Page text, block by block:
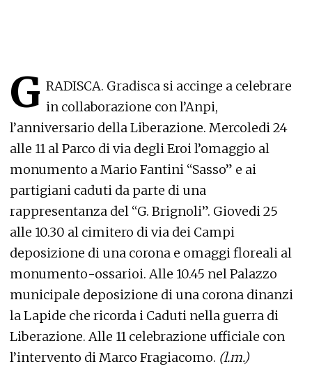
G RADISCA. Gradisca si accinge a celebrare
in collaborazione con l’Anpi,
l’anniversario della Liberazione. Mercoledi 24
alle 11 al Parco di via degli Eroi l’omaggio al
monumento a Mario Fantini “Sasso” e ai
partigiani caduti da parte di una
rappresentanza del “G. Brignoli”. Giovedi 25
alle 10.30 al cimitero di via dei Campi
deposizione di una corona e omaggi floreali al
monumento-ossarioi. Alle 10.45 nel Palazzo
municipale deposizione di una corona dinanzi
la Lapide che ricorda i Caduti nella guerra di
Liberazione. Alle 11 celebrazione ufficiale con
l’intervento di Marco Fragiacomo. (l.m.)